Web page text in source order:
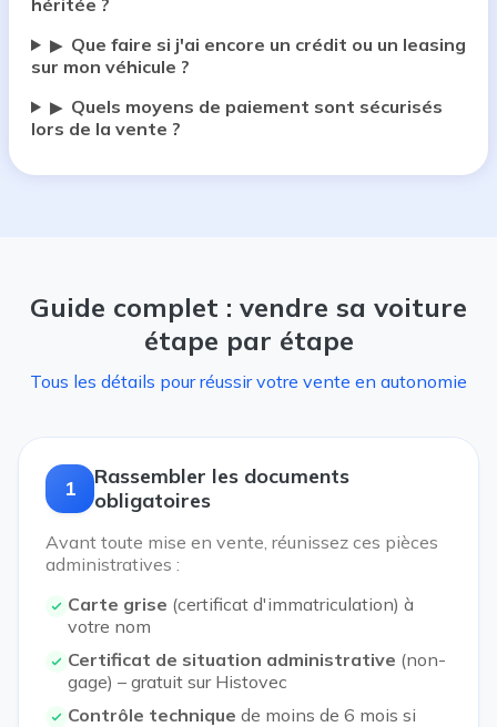
héritée ?
▶ Que faire si j'ai encore un crédit ou un leasing
sur mon véhicule ?
▶ Quels moyens de paiement sont sécurisés
lors de la vente ?
Guide complet : vendre sa voiture
étape par étape
Tous les détails pour réussir votre vente en autonomie
1
Rassembler les documents
obligatoires
Avant toute mise en vente, réunissez ces pièces
administratives :
Carte grise (certificat d'immatriculation) à
votre nom
Certificat de situation administrative (non-
gage) – gratuit sur Histovec
Contrôle technique de moins de 6 mois si